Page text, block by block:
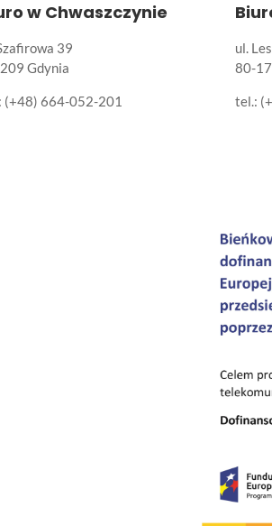
w Chwaszczynie
39
Gdynia
(+48) 664-052-201
ul.
80-
tel.: